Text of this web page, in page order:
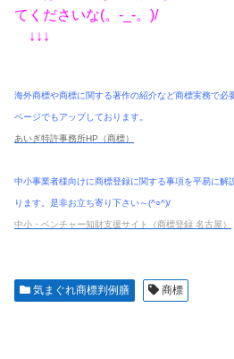
てくださいな(。-_-。)/
↓↓↓
海外商標や商標に関する著作の紹介など商標実務で必
ページでもアップしております。
あいぎ特許事務所HP（商標）
中小事業者様向けに商標登録に関する事項を平易に解
ります。是非お立ち寄り下さい～(^○^)/
中小・ベンチャー知財支援サイト（商標登録 名古屋）
気まぐれ商標判例膳 商標